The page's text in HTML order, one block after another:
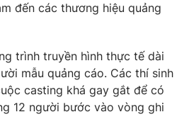
lai
đến các thương hiệu quảng
trình truyền hình thực tế dài
mẫu quảng cáo. Các thí sinh
casting khá gay gắt để có
12 người bước vào vòng ghi